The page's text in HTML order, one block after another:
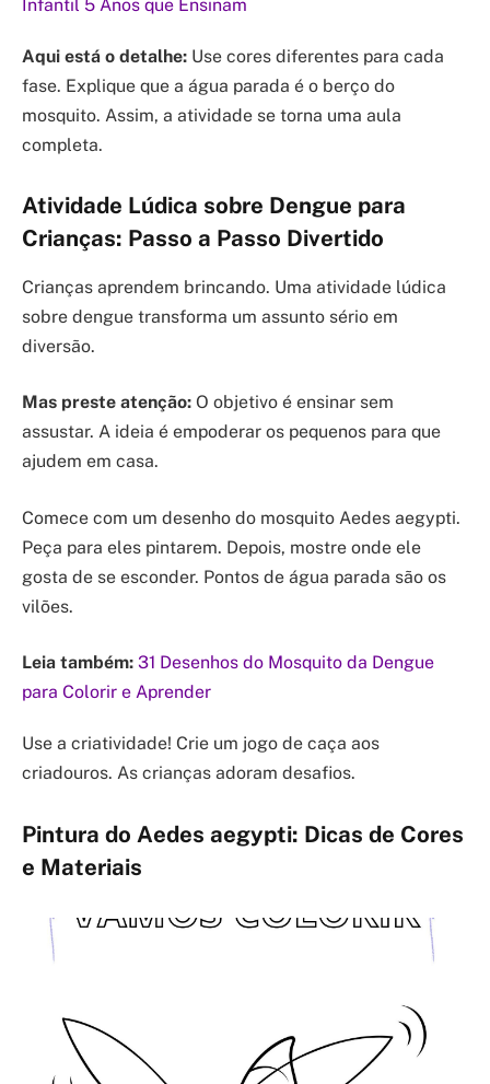
Infantil 5 Anos que Ensinam
Aqui está o detalhe: Use cores diferentes para cada
fase. Explique que a água parada é o berço do
mosquito. Assim, a atividade se torna uma aula
completa.
Atividade Lúdica sobre Dengue para
Crianças: Passo a Passo Divertido
Crianças aprendem brincando. Uma atividade lúdica
sobre dengue transforma um assunto sério em
diversão.
Mas preste atenção: O objetivo é ensinar sem
assustar. A ideia é empoderar os pequenos para que
ajudem em casa.
Comece com um desenho do mosquito Aedes aegypti.
Peça para eles pintarem. Depois, mostre onde ele
gosta de se esconder. Pontos de água parada são os
vilões.
Leia também: 31 Desenhos do Mosquito da Dengue
para Colorir e Aprender
Use a criatividade! Crie um jogo de caça aos
criadouros. As crianças adoram desafios.
Pintura do Aedes aegypti: Dicas de Cores
e Materiais